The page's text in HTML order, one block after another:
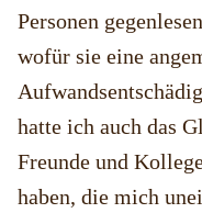
Personen
wofür sie eine
hatte ich auch das
Freunde und
haben, die mich